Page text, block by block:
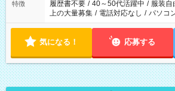
特徴 履歴書不要 / 40～50代活躍中 / 服装自
上の大量募集 / 電話対応なし / パソコ
気になる！ 応募する